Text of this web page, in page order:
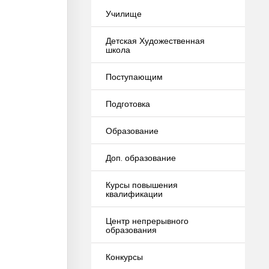
Училище
Детская Художественная
школа
Поступающим
Подготовка
Образование
Доп. образование
Курсы повышения
квалификации
Центр непрерывного
образования
Конкурсы